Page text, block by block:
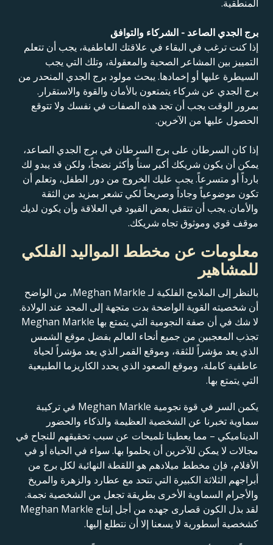
المنطقية.
برج الجدي الصاعد - الشركاء والتوافق
إذا كنت ترغب في البقاء في علاقتك العاطفية، يجب أن تتعلم
التمييز بين المشاعر الصحية والمعقولة، وتلك التي يجب
السيطرة عليها أو إخمادها. يبحث مولود برج الجدي المنحدر من
برج الجدي عن شركاء يتمتعون بالأمان والقوة والاستقرار.
بمرور الوقت يجب أن تجد هذه الصفات في نفسك ولا تتوقع
الحصول عليها من الآخرين.
إذا كان السرطان على برج السرطان في برج الجدي الصاعد،
يمكن أن يكون شريكك أكبر سناً وأكثر نضجاً، ولكن قد يبدو لك
بارداً أو متسرعاً. يجب عليك الخروج من دور الطفل، وتعلم أن
تكون موضوعياً وجاداً وصريحاً لكي تشعر بمزيد من الثقة
والأمان. يجب أن تتقبل بعض القيود في العلاقة وأن يكون لديك
موقف قوي وموثوق تجاه شريكك.
معلومات عن مخطط المواليد الفلكي
للمشاهير
بالنظر إلى الملامح الفلكية لـ Meghan Markle، من الواضح
أن شخصيته القوية الواضحة بدت متجهة إلى المجد عند الولادة.
لا شك في أن صفة النجومية التي يتمتع بها Meghan Markle
تجذب المعجبين من جميع أنحاء العالم بفضل موقع الشمس
الذي يعد مؤشراً للثقة، وموقع القمر الذي يعد مؤشراً لحياة
عاطفية كاملة، وموقع الصعود الذي يحدد الكاريزما الطبيعية
التي يتمتع بها.
يكمن السر في قوة نجومية Meghan Markle في تركيبة
سماوية تخبرنا عن الشخصية العظيمة والذكاء والحضور
الديناميكي – مما يعطينا تلميحات عن سبب تحقيقهم للنجاح في
مجالات لا يمكن للآخرين أن يحلموا بها. سواء في الحياة أو في
الأفلام، فإن مخطط ميلادهم هو اللقطة النهائية لكل برج من
أبراجهم الثلاثة الكبيرة التي تتحد مع عطارد والزهرة والمريخ
والأجرام السماوية الأخرى بطريقة تجعل من الشخصية نجمة.
لقد بذل الكون قصارى جهده من أجل إنتاج Meghan Markle
كشخصية أسطورية لا يسعنا إلا أن نتطلع إليها.